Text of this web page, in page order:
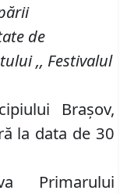
de
,, Festivalul
Brașov,
la data de 30
Primarului